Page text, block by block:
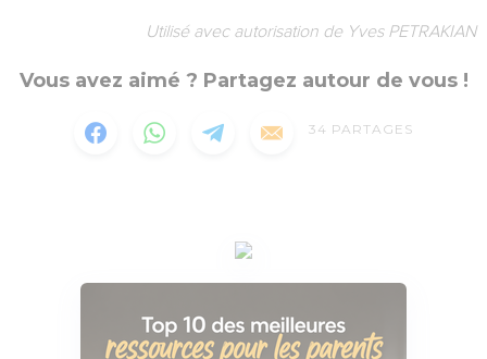
Utilisé avec autorisation de Yves PETRAKIAN
Vous avez aimé ? Partagez autour de vous !
34 PARTAGES